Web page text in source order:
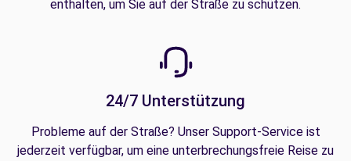
enthalten, um Sie auf der Straße zu schützen.
24/7 Unterstützung
Probleme auf der Straße? Unser Support-Service ist
jederzeit verfügbar, um eine unterbrechungsfreie Reise zu